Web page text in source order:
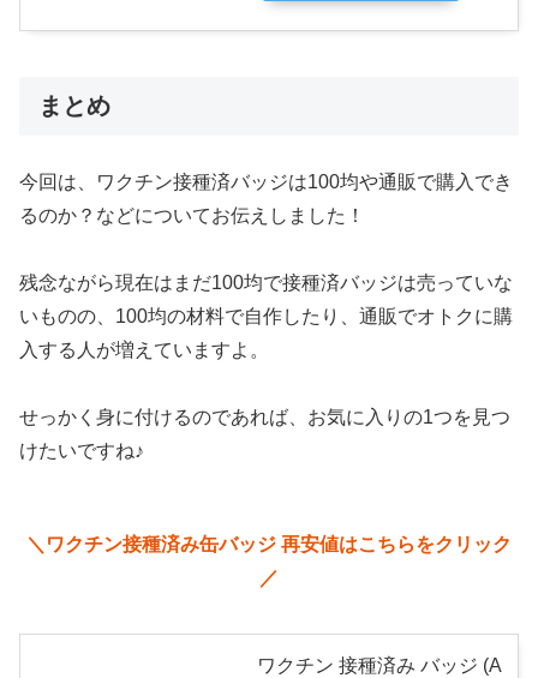
まとめ
今回は、ワクチン接種済バッジは100均や通販で購入でき
るのか？などについてお伝えしました！
残念ながら現在はまだ100均で接種済バッジは売っていな
いものの、100均の材料で自作したり、通販でオトクに購
入する人が増えていますよ。
せっかく身に付けるのであれば、お気に入りの1つを見つ
けたいですね♪
＼ ワクチン接種済み缶バッジ 再安値はこちらをクリック
／
ワクチン 接種済み バッジ (A